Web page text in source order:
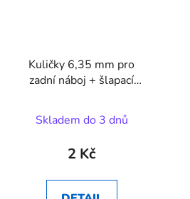
Kuličky 6,35 mm pro
zadní náboj + šlapací
Skladem do 3 dnů
2 Kč